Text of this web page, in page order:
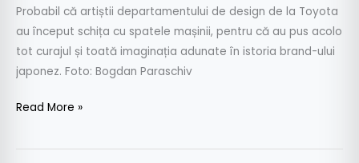
Probabil că artiștii departamentului de design de la Toyota
au început schița cu spatele mașinii, pentru că au pus acolo
tot curajul și toată imaginația adunate în istoria brand-ului
japonez. Foto: Bogdan Paraschiv
Read More »